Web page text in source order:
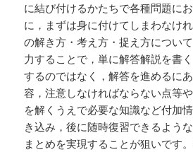
に結び付けるかたちで各種問題に
に，まずは身に付けてしまわなけ
の解き方・考え方・捉え方につい
力することで，単に解答解説を書
するのではなく，解答を進めるに
容，注意しなければならない点等
を解くうえで必要な知識など付加
き込み，後に随時復習できるよう
まとめを実現することが狙いです